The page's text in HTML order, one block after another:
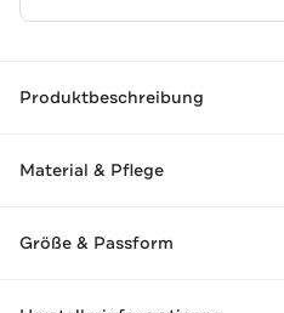
Produktbeschreibung
Material & Pflege
Größe & Passform